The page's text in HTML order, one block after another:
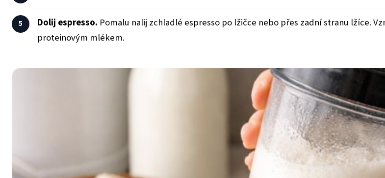
Dolij espresso. Pomalu nalij zchladlé espresso po lžičce nebo přes zadní stranu lžíce.
proteinovým mlékem.